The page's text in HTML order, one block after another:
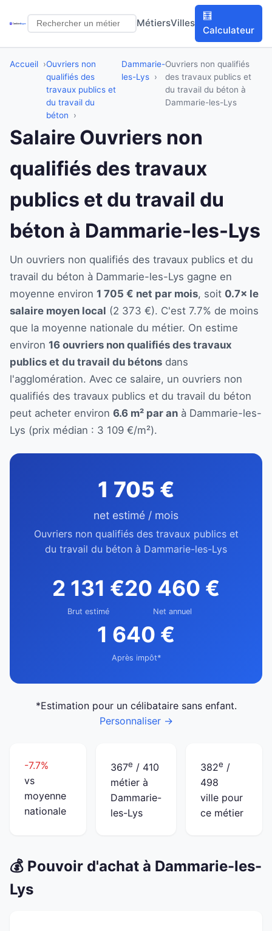
MétiersVilles
🧮
Calculateur
Accueil
Ouvriers non
qualifiés des
travaux publics et
du travail du
béton
Dammarie-
les-Lys
Ouvriers non qualifiés
des travaux publics et
du travail du béton à
Dammarie-les-Lys
Salaire Ouvriers non
qualifiés des travaux
publics et du travail du
béton à Dammarie-les-Lys
Un ouvriers non qualifiés des travaux publics et du
travail du béton à Dammarie-les-Lys gagne en
moyenne environ 1 705 € net par mois, soit 0.7× le
salaire moyen local (2 373 €). C'est 7.7% de moins
que la moyenne nationale du métier. On estime
environ 16 ouvriers non qualifiés des travaux
publics et du travail du bétons dans
l'agglomération. Avec ce salaire, un ouvriers non
qualifiés des travaux publics et du travail du béton
peut acheter environ 6.6 m² par an à Dammarie-les-
Lys (prix médian : 3 109 €/m²).
1 705 €
net estimé / mois
Ouvriers non qualifiés des travaux publics et
du travail du béton à Dammarie-les-Lys
2 131 €
Brut estimé
20 460 €
Net annuel
1 640 €
Après impôt*
*Estimation pour un célibataire sans enfant.
Personnaliser →
-7.7%
vs
moyenne
nationale
367e / 410
métier à
Dammarie-
les-Lys
382e /
498
ville pour
ce métier
💰 Pouvoir d'achat à Dammarie-les-
Lys